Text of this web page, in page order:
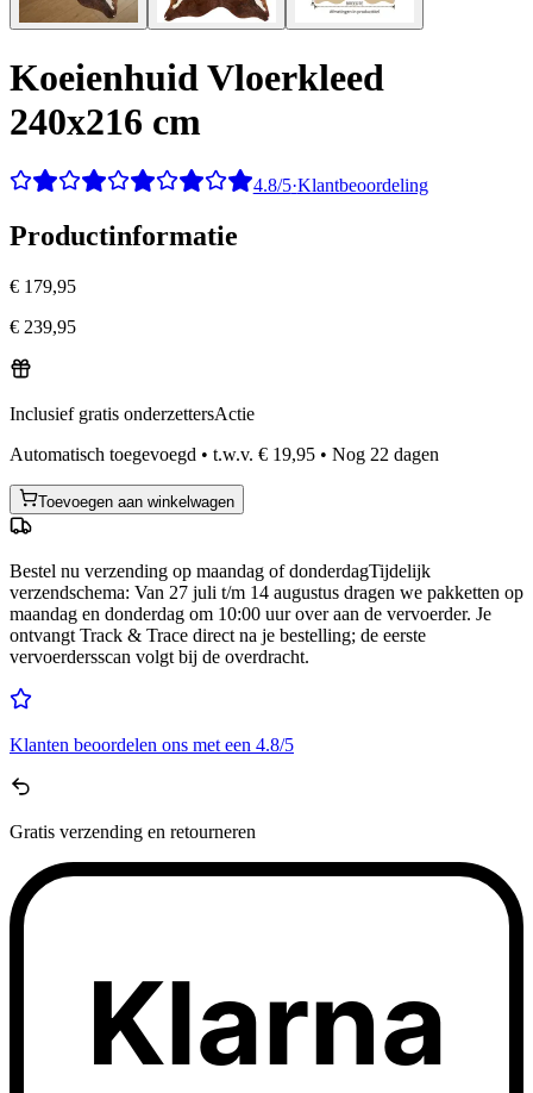
Koeienhuid Vloerkleed
240x216 cm
4.8/5·Klantbeoordeling
Productinformatie
€ 179,95
€ 239,95
Inclusief gratis onderzettersActie
Automatisch toegevoegd • t.w.v. € 19,95 • Nog 22 dagen
Toevoegen aan winkelwagen
Bestel nu verzending op maandag of donderdagTijdelijk
verzendschema: Van 27 juli t/m 14 augustus dragen we pakketten op
maandag en donderdag om 10:00 uur over aan de vervoerder. Je
ontvangt Track & Trace direct na je bestelling; de eerste
vervoerdersscan volgt bij de overdracht.
Klanten beoordelen ons met een 4.8/5
Gratis verzending en retourneren
Klarna